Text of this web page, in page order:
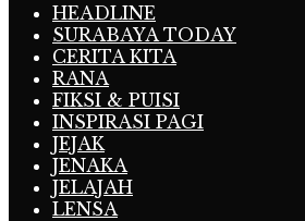
HEADLINE
SURABAYA TODAY
CERITA KITA
RANA
FIKSI & PUISI
INSPIRASI PAGI
JEJAK
JENAKA
JELAJAH
LENSA